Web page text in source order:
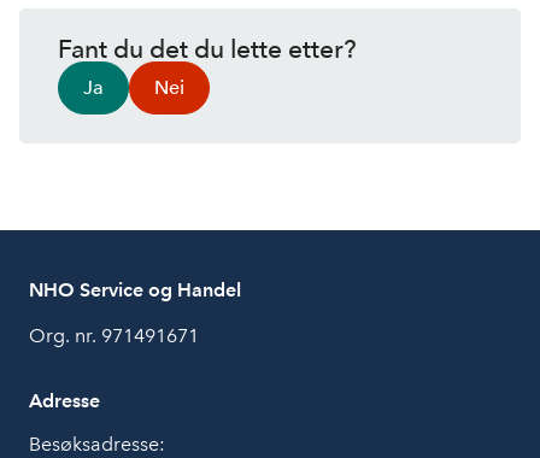
Fant du det du lette etter?
Ja Nei
NHO Service og Handel
Org. nr. 971491671
Adresse
Besøksadresse: